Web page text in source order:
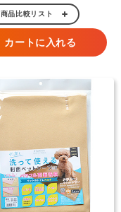
商品比較リスト
カートに入れる